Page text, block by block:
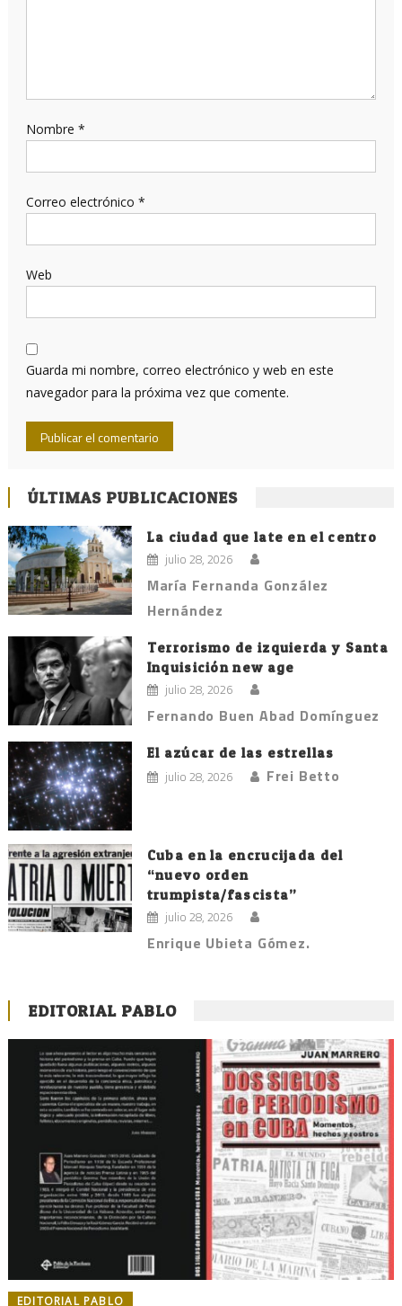
Nombre *
Correo electrónico *
Web
Guarda mi nombre, correo electrónico y web en este
navegador para la próxima vez que comente.
ÚLTIMAS PUBLICACIONES
La ciudad que late en el centro
julio 28, 2026
María Fernanda González
Hernández
Terrorismo de izquierda y Santa
Inquisición new age
julio 28, 2026
Fernando Buen Abad Domínguez
El azúcar de las estrellas
julio 28, 2026 Frei Betto
Cuba en la encrucijada del
“nuevo orden
trumpista/fascista”
julio 28, 2026
Enrique Ubieta Gómez.
EDITORIAL PABLO
EDITORIAL PABLO